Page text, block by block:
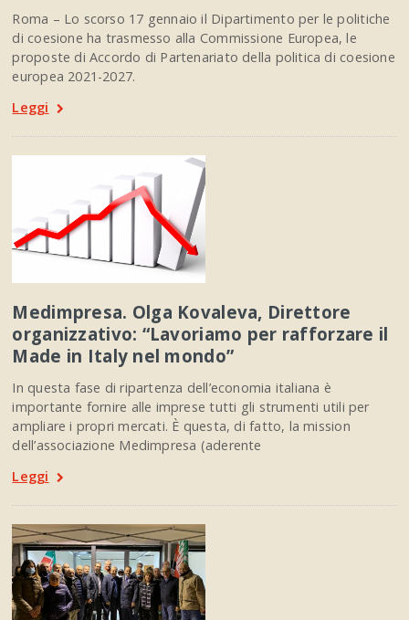
Roma – Lo scorso 17 gennaio il Dipartimento per le politiche
di coesione ha trasmesso alla Commissione Europea, le
proposte di Accordo di Partenariato della politica di coesione
europea 2021-2027.
Leggi
Medimpresa. Olga Kovaleva, Direttore
organizzativo: “Lavoriamo per rafforzare il
Made in Italy nel mondo”
In questa fase di ripartenza dell’economia italiana è
importante fornire alle imprese tutti gli strumenti utili per
ampliare i propri mercati. È questa, di fatto, la mission
dell’associazione Medimpresa (aderente
Leggi